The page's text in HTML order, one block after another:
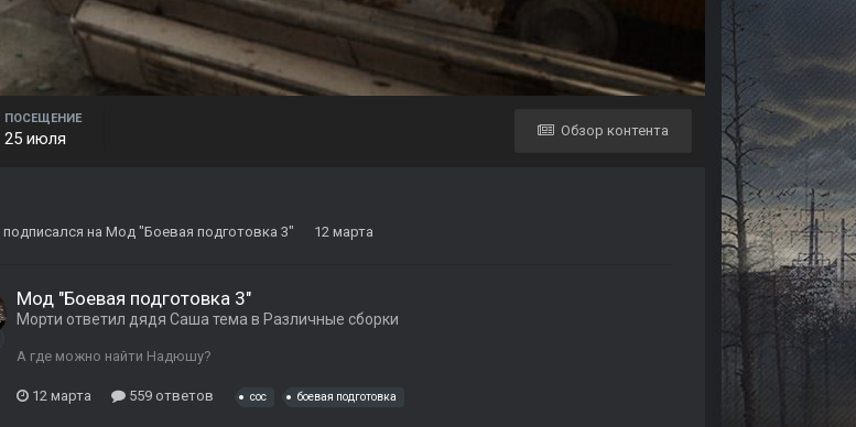
Обзор контента
ПОСЕЩЕНИЕ
25 июля
подписался на Мод "Боевая подготовка 3" 12 марта
Мод "Боевая подготовка 3"
Морти ответил дядя Саша тема в Различные сборки
А где можно найти Надюшу?
12 марта 559 ответов coc боевая подготовка